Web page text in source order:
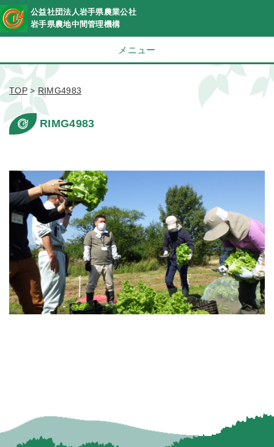
公益社団法人岩手県農業公社
岩手県農地中間管理機構
メニュー
TOP> RIMG4983
RIMG4983